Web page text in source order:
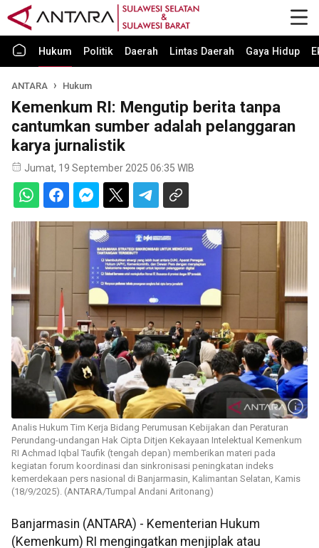
Hukum Politik Daerah Lintas Daerah Gaya Hidup
ANTARA Hukum
Kemenkum RI: Mengutip berita tanpa
cantumkan sumber adalah pelanggaran
karya jurnalistik
Jumat, 19 September 2025 06:35 WIB
Analis Hukum Tim Kerja Bidang Perumusan Kebijakan dan Peraturan
Perundang-undangan Hak Cipta Ditjen Kekayaan Intelektual Kemenkum
RI Achmad Iqbal Taufik (tengah depan) memberikan materi pada
kegiatan forum koordinasi dan sinkronisasi peningkatan indeks
kemerdekaan pers nasional di Banjarmasin, Kalimantan Selatan, Kamis
(18/9/2025). (ANTARA/Tumpal Andani Aritonang)
Banjarmasin (ANTARA) - Kementerian Hukum
(Kemenkum) RI mengingatkan menjiplak atau